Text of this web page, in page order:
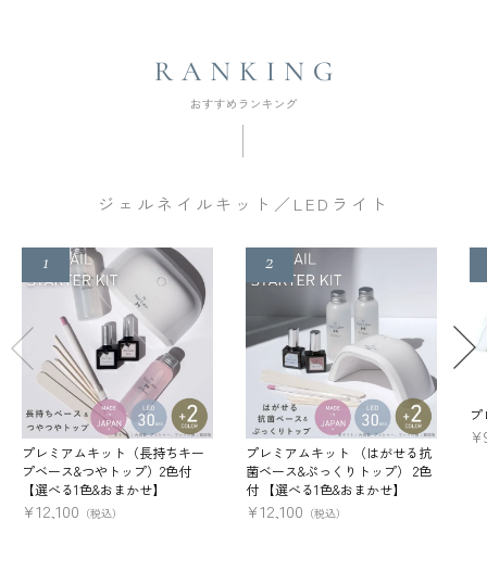
ジェルネイルキット／LEDライト
プレミアムキット（長持ちキー
プベース&つやトップ）2色付
【選べる1色&おまかせ】
¥12,100 （税込）
プレミアムキット （はがせる抗
菌ベース&ぷっくりトップ） 2色
付 【選べる1色&おまかせ】
¥12,100 （税込）
¥